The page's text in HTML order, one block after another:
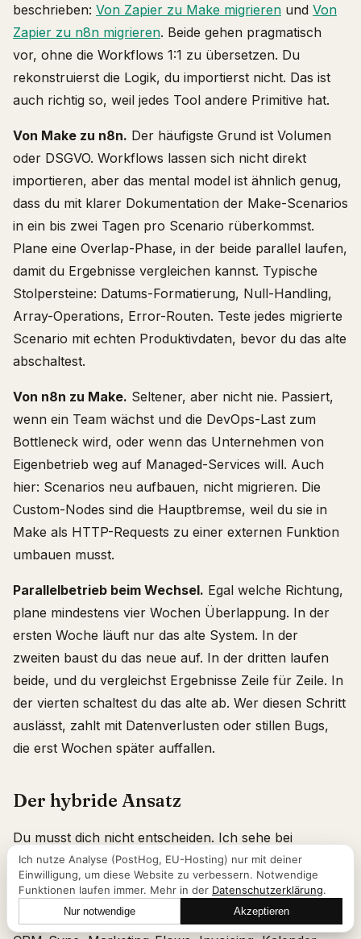
beschrieben: Von Zapier zu Make migrieren und Von
Zapier zu n8n migrieren. Beide gehen pragmatisch
vor, ohne die Workflows 1:1 zu übersetzen. Du
rekonstruierst die Logik, du importierst nicht. Das ist
auch richtig so, weil jedes Tool andere Primitive hat.
Von Make zu n8n. Der häufigste Grund ist Volumen
oder DSGVO. Workflows lassen sich nicht direkt
importieren, aber das mental model ist ähnlich genug,
dass du mit klarer Dokumentation der Make-Scenarios
in ein bis zwei Tagen pro Scenario rüberkommst.
Plane eine Overlap-Phase, in der beide parallel laufen,
damit du Ergebnisse vergleichen kannst. Typische
Stolpersteine: Datums-Formatierung, Null-Handling,
Array-Operations, Error-Routen. Teste jedes migrierte
Scenario mit echten Produktivdaten, bevor du das alte
abschaltest.
Von n8n zu Make. Seltener, aber nicht nie. Passiert,
wenn ein Team wächst und die DevOps-Last zum
Bottleneck wird, oder wenn das Unternehmen von
Eigenbetrieb weg auf Managed-Services will. Auch
hier: Scenarios neu aufbauen, nicht migrieren. Die
Custom-Nodes sind die Hauptbremse, weil du sie in
Make als HTTP-Requests zu einer externen Funktion
umbauen musst.
Parallelbetrieb beim Wechsel. Egal welche Richtung,
plane mindestens vier Wochen Überlappung. In der
ersten Woche läuft nur das alte System. In der
zweiten baust du das neue auf. In der dritten laufen
beide, und du vergleichst Ergebnisse Zeile für Zeile. In
der vierten schaltest du das alte ab. Wer diesen Schritt
auslässt, zahlt mit Datenverlusten oder stillen Bugs,
die erst Wochen später auffallen.
Der hybride Ansatz
Du musst dich nicht entscheiden. Ich sehe bei
größeren Kunden oft beides parallel, und das
funktioniert überraschend gut.
Make.com für klassische Business-Automatisierung:
Lass uns reden
Ich nutze Analyse (PostHog, EU-Hosting) nur mit deiner
Einwilligung, um diese Website zu verbessern. Notwendige
Funktionen laufen immer. Mehr in der Datenschutzerklärung.
Nur notwendige Akzeptieren